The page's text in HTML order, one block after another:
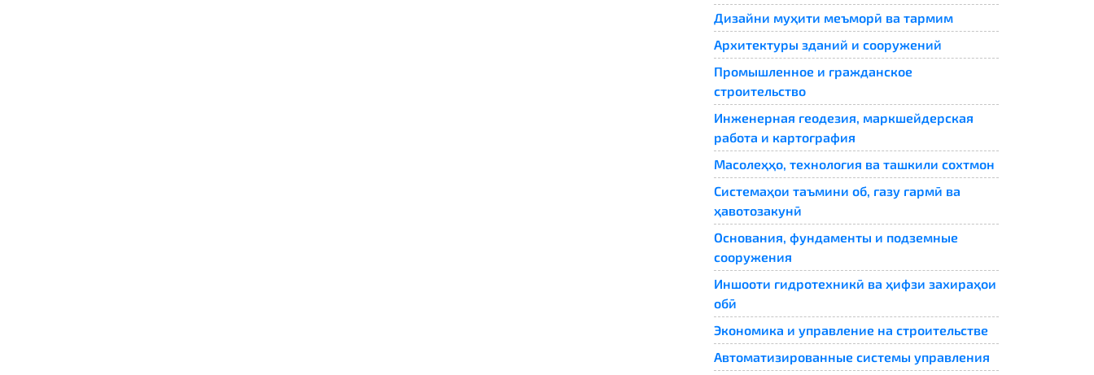
Дизайни муҳити меъморӣ ва тармим
Архитектуры зданий и сооружений
Промышленное и гражданское
строительство
Инженерная геодезия, маркшейдерская
работа и картография
Масолеҳҳо, технология ва ташкили сохтмон
Системаҳои таъмини об, газу гармӣ ва
ҳавотозакунӣ
Основания, фундаменты и подземные
сооружения
Иншооти гидротехникӣ ва ҳифзи захираҳои
обӣ
Экономика и управление на строительстве
Автоматизированные системы управления